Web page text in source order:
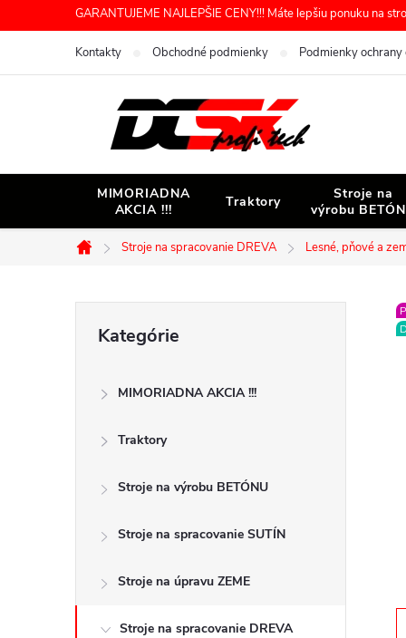
na
GARANTUJEME NAJLEPŠIE CENY!!! Máte lepšiu ponuku na
Kontakty Obchodné podmienky Podmienky ochrany
MIMORIADNA
AKCIA !!!
Traktory
Stroje na
výrobu
Domov
Stroje na spracovanie DREVA Lesné, pňové a
a
kategórie
Kategórie
MIMORIADNA AKCIA !!!
Traktory
Stroje na výrobu BETÓNU
Stroje na spracovanie SUTÍN
Stroje na úpravu ZEME
Stroje na spracovanie DREVA